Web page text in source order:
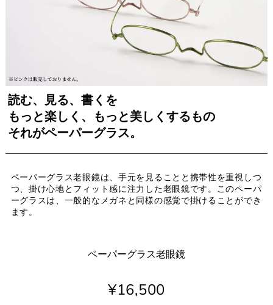
読む、見る、書くを
もっと楽しく、もっと美しくするもの
それがペーパーグラス。
ペーパーグラス老眼鏡は、手元を見ることと携帯性を重視しつ
つ、掛け心地とフィット感に注力した老眼鏡です。このペーパ
ーグラスは、一般的なメガネと同様の感覚で掛けることができ
ます。
ペーパーグラス老眼鏡
¥16,500